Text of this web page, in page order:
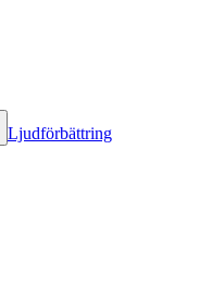
Ljudförbättring